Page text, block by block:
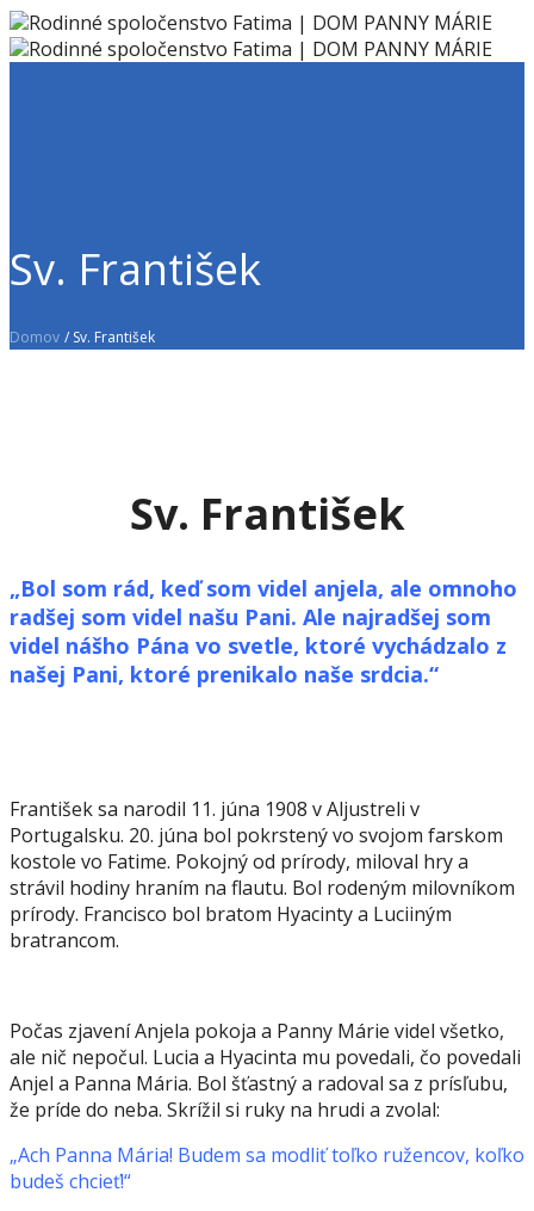
Sv. František
Domov / Sv. František
Sv. František
„Bol som rád, keď som videl anjela, ale omnoho
radšej som videl našu Pani. Ale najradšej som
videl nášho Pána vo svetle, ktoré vychádzalo z
našej Pani, ktoré prenikalo naše srdcia.“
František sa narodil 11. júna 1908 v Aljustreli v
Portugalsku. 20. júna bol pokrstený vo svojom farskom
kostole vo Fatime. Pokojný od prírody, miloval hry a
strávil hodiny hraním na flautu. Bol rodeným milovníkom
prírody. Francisco bol bratom Hyacinty a Luciiným
bratrancom.
Počas zjavení Anjela pokoja a Panny Márie videl všetko,
ale nič nepočul. Lucia a Hyacinta mu povedali, čo povedali
Anjel a Panna Mária. Bol šťastný a radoval sa z prísľubu,
že príde do neba. Skrížil si ruky na hrudi a zvolal:
„Ach Panna Mária! Budem sa modliť toľko ružencov, koľko
budeš chcieť!“